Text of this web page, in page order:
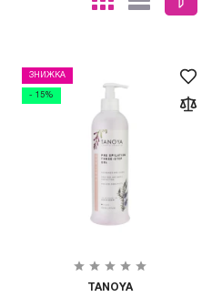
ЗНИЖКА
- 15%
TANOYA